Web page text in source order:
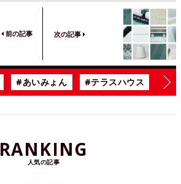
前の記事 次の記事
#あいみょん #テラスハウス #漫
RANKING
人気の記事